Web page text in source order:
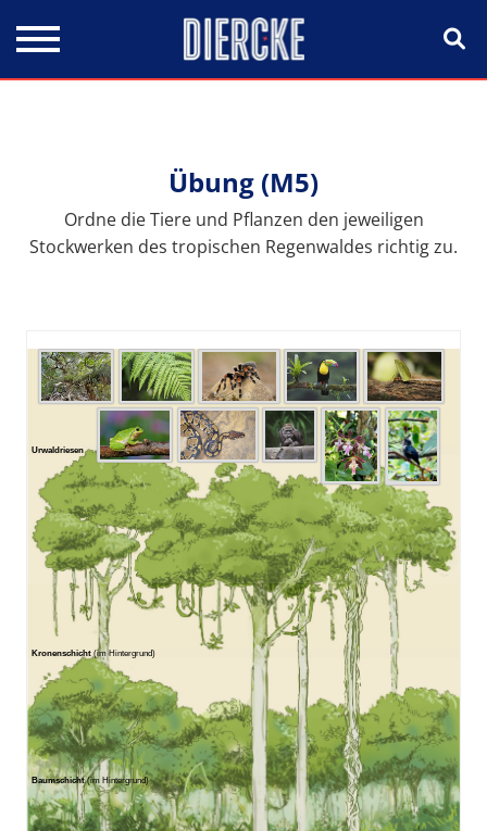
Übung (M5)
Ordne die Tiere und Pflanzen den jeweiligen
Stockwerken des tropischen Regenwaldes richtig zu.